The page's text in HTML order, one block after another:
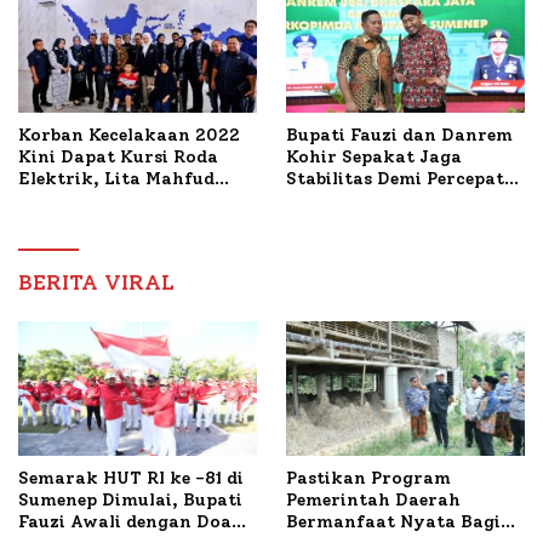
Korban Kecelakaan 2022
Kini Dapat Kursi Roda
Elektrik, Lita Mahfud
Nabil
Bupati Fauzi dan Danrem
Kohir Sepakat Jaga
Stabilitas Demi Percepat
BERITA VIRAL
Semarak HUT RI ke -81 di
Sumenep Dimulai, Bupati
Fauzi Awali dengan Doa
Pastikan Program
Pemerintah Daerah
Bermanfaat Nyata Bagi